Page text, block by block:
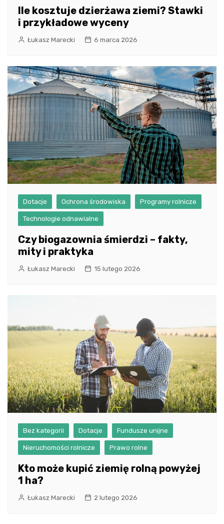
Ile kosztuje dzierżawa ziemi? Stawki
i przykładowe wyceny
Łukasz Marecki 6 marca 2026
Dotacje Ochrona środowiska Programy rolnicze
Technologie odnawialne
Czy biogazownia śmierdzi – fakty,
mity i praktyka
Łukasz Marecki 15 lutego 2026
Bez kategorii Dotacje Fundusze unijne
Nieruchomości rolnicze Prawo rolne
Kto może kupić ziemię rolną powyżej
1 ha?
Łukasz Marecki 2 lutego 2026